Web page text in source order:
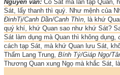
Nguyên văn: Có Sát mà lẫn tạp Quan,
Sát, lấy thanh thì quý. Như mệnh của
ĐinhTị/Canh Dần/Canh Thìn , là khứ
quý khí, khứ Quan sao như khứ Sát?
Sát làm dụng mà Quan thì không dụng,
cách tạp Sát, mà khứ Quan lưu Sát,
Thẩm Lang Trung, Bính Tý/Giáp Ngọ/
Thương Quan xung Ngọ mà khắc Sát,